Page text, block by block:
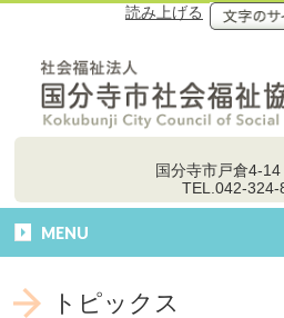
読み上げる
国分寺市戸倉4-
TEL.042-324-
MENU
トピックス